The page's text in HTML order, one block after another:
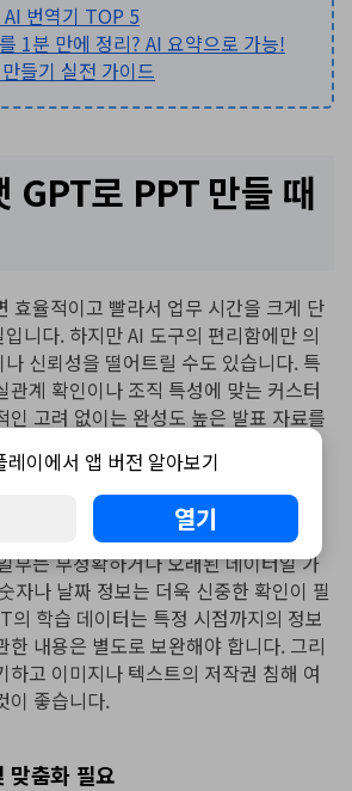
번역기 TOP 5
1분 만에 정리? AI 요약으로 가능!
들기 실전 가이드
GPT로 PPT 만들 때
효율적이고 빨라서 업무 시간을 크게 단
니다. 하지만 AI 도구의 편리함에만 의
신뢰성을 떨어트릴 수도 있습니다. 특
관계 확인이나 조직 특성에 맞는 커스터
인 고려 없이는 완성도 높은 발표 자료를
뢰성 검증 필요
부는 부정확하거나 오래된 데이터일 가
자나 날짜 정보는 더욱 신중한 확인이 필
의 학습 데이터는 특정 시점까지의 정보
한 내용은 별도로 보완해야 합니다. 그리
하고 이미지나 텍스트의 저작권 침해 여
이 좋습니다.
맞춤화 필요
레이에서 앱 버전 알아보기
열기